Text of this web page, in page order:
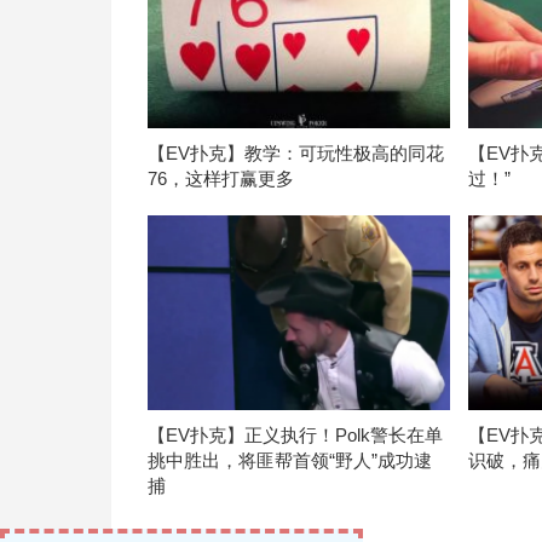
【EV扑克】教学：可玩性极高的同花
76，这样打赢更多
【EV扑
过！”
【EV扑克】正义执行！Polk警长在单
挑中胜出，将匪帮首领“野人”成功逮
捕
【EV扑
识破，